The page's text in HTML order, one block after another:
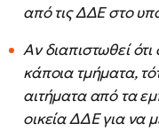
από τις ΔΔΕ στο
Αν διαπιστωθεί
κάποια τμήματα,
αιτήματα από τα
οικεία ΔΔΕ για να